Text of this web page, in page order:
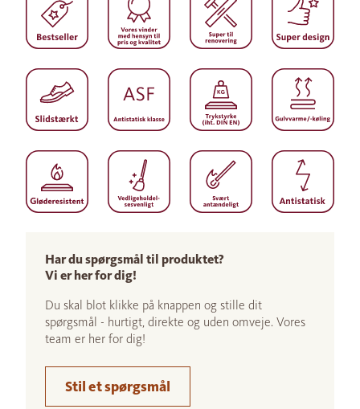
Har du spørgsmål til produktet?
Vi er her for dig!
Du skal blot klikke på knappen og stille dit
spørgsmål - hurtigt, direkte og uden omveje. Vores
team er her for dig!
Stil et spørgsmål